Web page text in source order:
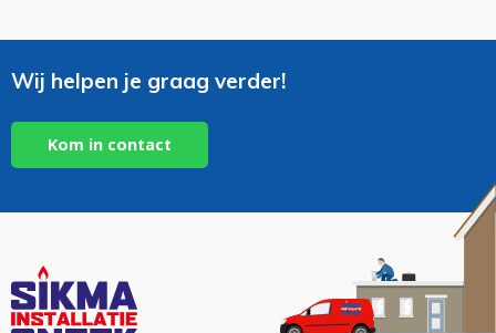
Wij helpen je graag verder!
Kom in contact